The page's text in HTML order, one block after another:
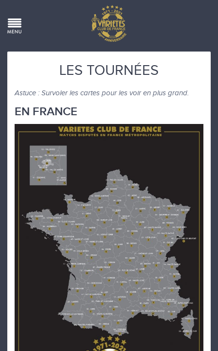
LES TOURNÉES
Astuce : Survoler les cartes pour les voir en plus grand.
EN FRANCE